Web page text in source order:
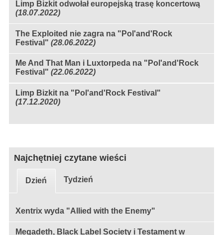
Limp Bizkit odwołał europejską trasę koncertową
(18.07.2022)
The Exploited nie zagra na "Pol'and'Rock
Festival" (28.06.2022)
Me And That Man i Luxtorpeda na "Pol'and'Rock
Festival" (22.06.2022)
Limp Bizkit na "Pol'and'Rock Festival"
(17.12.2020)
Najchętniej czytane wieści
Dzień Tydzień
Xentrix wyda "Allied with the Enemy"
Megadeth, Black Label Society i Testament w